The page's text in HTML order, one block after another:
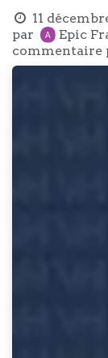
11
par
Epic
commentaire